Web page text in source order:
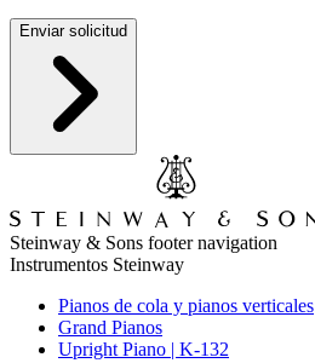
Enviar solicitud
Steinway & Sons footer navigation
Instrumentos Steinway
Pianos de cola y pianos verticales
Grand Pianos
Upright Piano | K-132